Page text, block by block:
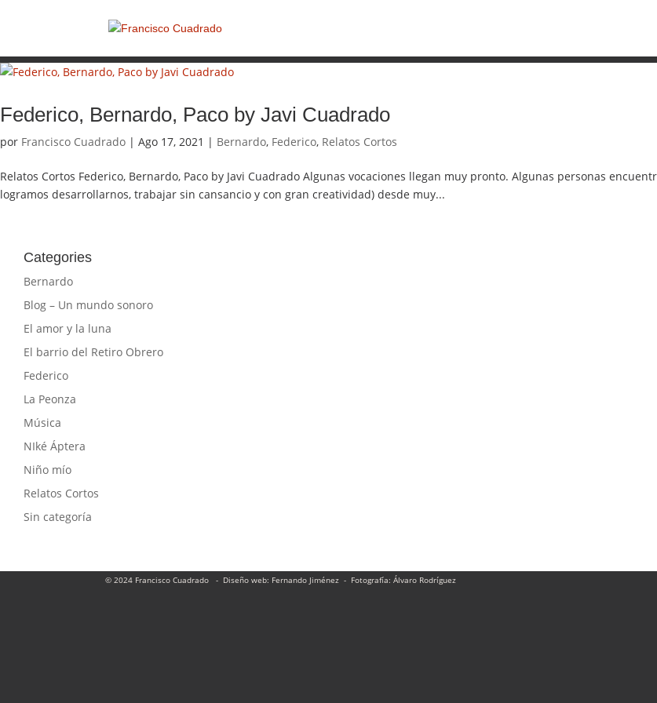
Federico, Bernardo, Paco by Javi Cuadrado
por Francisco Cuadrado | Ago 17, 2021 | Bernardo, Federico, Relatos Cortos
Relatos Cortos Federico, Bernardo, Paco by Javi Cuadrado Algunas vocaciones llegan muy pronto. Algunas personas
logramos desarrollarnos, trabajar sin cansancio y con gran creatividad) desde muy...
Categories
Bernardo
Blog – Un mundo sonoro
El amor y la luna
El barrio del Retiro Obrero
Federico
La Peonza
Música
NIké Áptera
Niño mío
Relatos Cortos
Sin categoría
© 2024 Francisco Cuadrado - Diseño web: Fernando Jiménez - Fotografía:Álvaro Rodríguez